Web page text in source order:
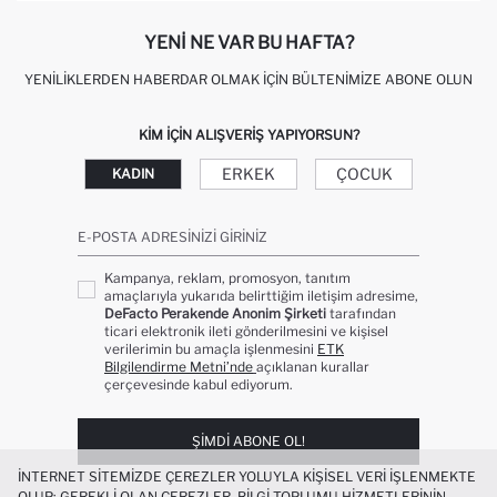
YENI NE VAR BU HAFTA?
YENILIKLERDEN HABERDAR OLMAK İÇIN BÜLTENIMIZE ABONE OLUN
KIM IÇIN ALIŞVERIŞ YAPIYORSUN?
KADIN ERKEK ÇOCUK
E-POSTA ADRESINIZI GIRINIZ
Kampanya, reklam, promosyon, tanıtım
amaçlarıyla yukarıda belirttiğim iletişim adresime,
DeFacto Perakende Anonim Şirketi tarafından
ticari elektronik ileti gönderilmesini ve kişisel
verilerimin bu amaçla işlenmesini ETK
Bilgilendirme Metni’nde açıklanan kurallar
çerçevesinde kabul ediyorum.
ŞIMDI ABONE OL!
İNTERNET SITEMIZDE ÇEREZLER YOLUYLA KIŞISEL VERI IŞLENMEKTE